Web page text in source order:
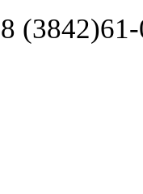
8 (3842)